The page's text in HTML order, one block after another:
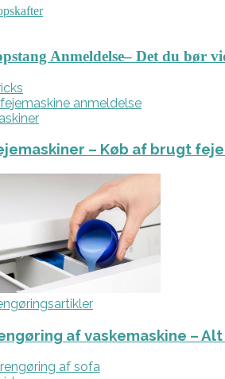
Anmeldelse– Det du bør
– Køb af brugt
af vaskemaskine –